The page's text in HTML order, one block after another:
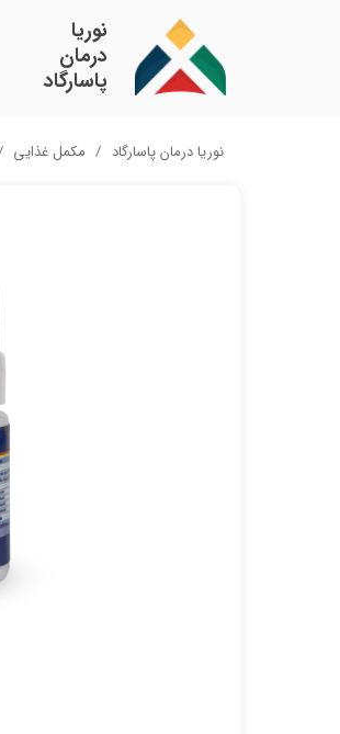
​نوریا
درمان
پاسارگاد
نوریا درمان پاسارگاد مکمل غذایی